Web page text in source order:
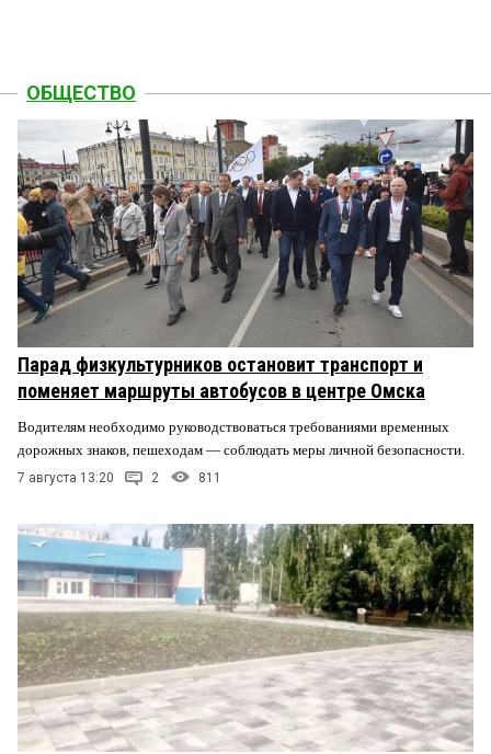
ОБЩЕСТВО
Парад физкультурников остановит транспорт и
поменяет маршруты автобусов в центре Омска
Водителям необходимо руководствоваться требованиями временных
дорожных знаков, пешеходам — соблюдать меры личной безопасности.
7 августа 13:20 2 811